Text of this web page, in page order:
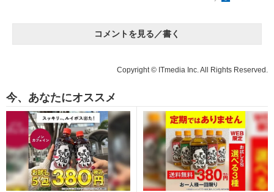
コメントを見る／書く
Copyright © ITmedia Inc. All Rights Reserved.
今、あなたにオススメ